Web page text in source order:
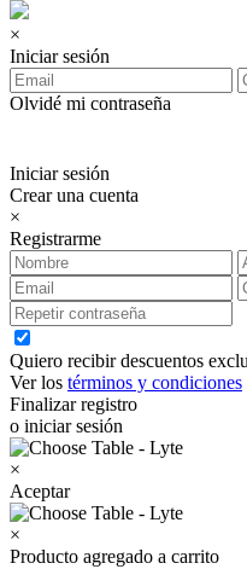
×
Iniciar sesión
Olvidé mi contraseña
Iniciar sesión
Crear una cuenta
×
Registrarme
Quiero recibir descuentos
Ver los términos y condiciones
Finalizar registro
o iniciar sesión
×
Aceptar
×
Producto agregado a carrito